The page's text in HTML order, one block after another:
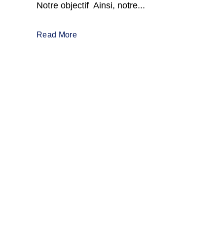
Notre objectif Ainsi, notre...
Read More